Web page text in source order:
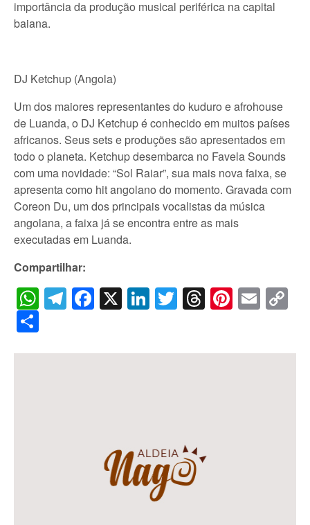
importância da produção musical periférica na capital
baiana.
DJ Ketchup (Angola)
Um dos maiores representantes do kuduro e afrohouse
de Luanda, o DJ Ketchup é conhecido em muitos países
africanos. Seus sets e produções são apresentados em
todo o planeta. Ketchup desembarca no Favela Sounds
com uma novidade: “Sol Raiar”, sua mais nova faixa, se
apresenta como hit angolano do momento. Gravada com
Coreon Du, um dos principais vocalistas da música
angolana, a faixa já se encontra entre as mais
executadas em Luanda.
Compartilhar:
WhatsApp
Telegram
Facebook
X LinkedIn
Twitter
Threads